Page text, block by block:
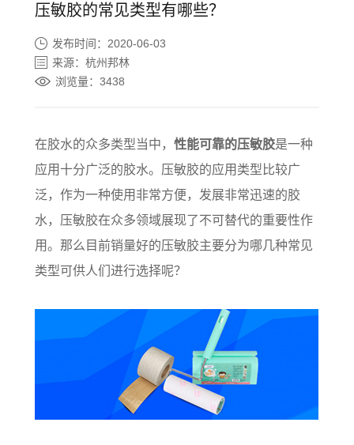
压敏胶的常见类型有哪些？
发布时间：2020-06-03
来源：杭州邦林
浏览量：3438
在胶水的众多类型当中，性能可靠的压敏胶‍是一种
应用十分广泛的胶水。压敏胶的应用类型比较广
泛，作为一种使用非常方便，发展非常迅速的胶
水，压敏胶在众多领域展现了不可替代的重要性作
用。那么目前销量好的压敏胶主要分为哪几种常见
类型可供人们进行选择呢？